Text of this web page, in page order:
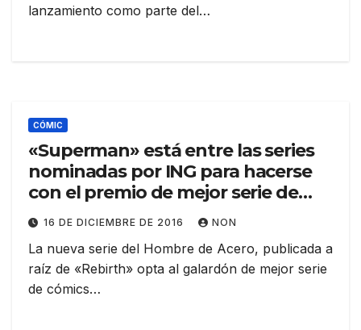
lanzamiento como parte del…
CÓMIC
«Superman» está entre las series
nominadas por ING para hacerse
con el premio de mejor serie de
cómics de 2016
16 DE DICIEMBRE DE 2016 NON
La nueva serie del Hombre de Acero, publicada a
raíz de «Rebirth» opta al galardón de mejor serie
de cómics…